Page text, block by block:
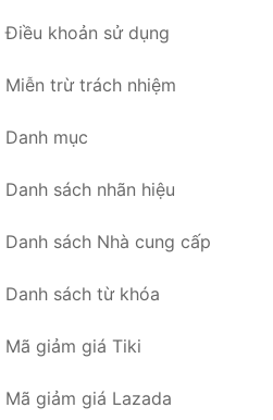
Điều khoản sử dụng
Miễn trừ trách nhiệm
Danh mục
Danh sách nhãn hiệu
Danh sách Nhà cung cấp
Danh sách từ khóa
Mã giảm giá Tiki
Mã giảm giá Lazada